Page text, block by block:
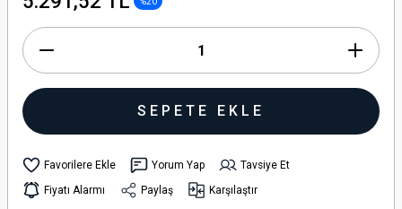
SEPETE EKLE
Yorum Yap
Tavsiye Et
Fiyatı Alarmı
Paylaş Karşılaştır